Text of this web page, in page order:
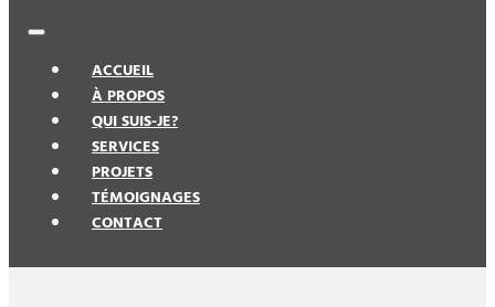
ACCUEIL
À PROPOS
QUI SUIS-JE?
SERVICES
PROJETS
TÉMOIGNAGES
CONTACT